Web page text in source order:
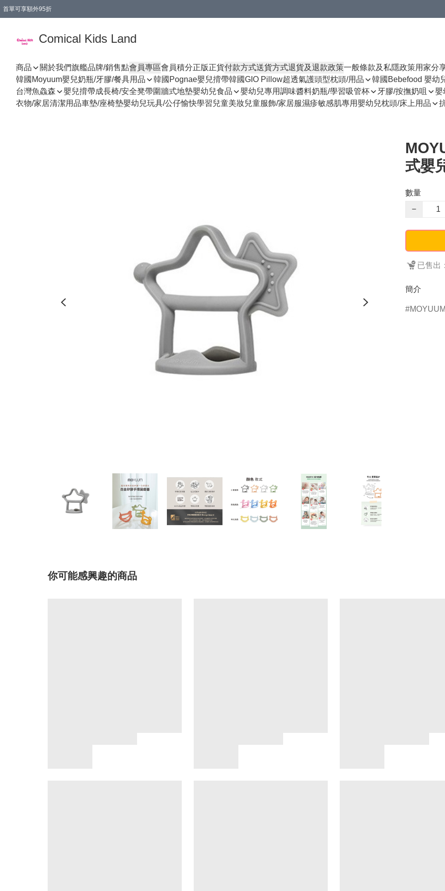
首單可享額外95折
Comical Kids Land
商品 關於我們旗艦品牌/銷售點會員專區會員積分正版正貨付款方式送貨方式退貨及退款政策一般條款及私隱政策用家分
韓國Moyuum嬰兒奶瓶/牙膠/餐具用品
韓國Pognae嬰兒揹帶韓國GIO Pillow超透氣護頭型枕頭/用品 韓國Bebefood 嬰幼
台灣魚鱻森
嬰兒揹帶成長椅/安全凳帶圍牆式地墊嬰幼兒食品 嬰幼兒專用調味醬料奶瓶/學習吸管杯 牙膠/按撫奶咀 嬰
衣物/家居清潔用品車墊/座椅墊嬰幼兒玩具/公仔愉快學習兒童美妝兒童服飾/家居服濕疹敏感肌專用嬰幼兒枕頭/床上用品
式嬰
數量
−
已售出
簡介
MOYUUM
你可能感興趣的商品